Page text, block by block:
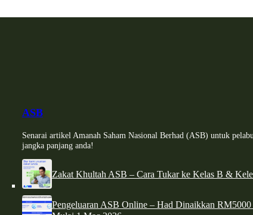
ASB
Senarai artikel Amanah Saham Nasional Berhad (ASB) untuk
jangka panjang anda!
Zakat Khultah ASB – Cara Tukar ke Kelas B &
Pengeluaran ASB Online – Had Dinaikkan RM5000